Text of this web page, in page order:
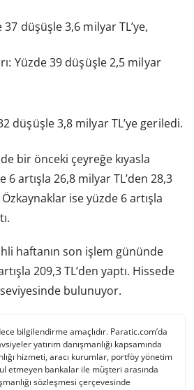
düşüşle 3,6 milyar TL’ye,
Yüzde 39 düşüşle 2,5 milyar
düşüşle 3,8 milyar TL’ye geriledi.
bir önceki çeyreğe kıyasla
artışla 26,8 milyar TL’den 28,3
ise yüzde 6 artışla
haftanın son işlem gününde
209,3 TL’den yaptı. Hissede
seviyesinde bulunuyor.
bilgilendirme amaçlıdır. Paratic.com’da
yatırım danışmanlığı kapsamında
hizmeti, aracı kurumlar, portföy yönetim
etmeyen bankalar ile müşteri arasında
sözleşmesi çerçevesinde